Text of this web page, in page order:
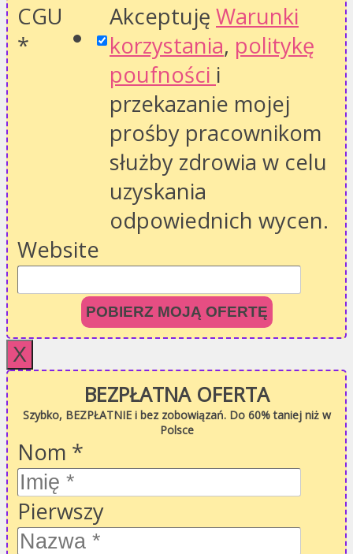
CGU
*
Akceptuję Warunki
korzystania, politykę
poufności i
przekazanie mojej
prośby pracownikom
służby zdrowia w celu
uzyskania
odpowiednich wycen.
Website
POBIERZ MOJĄ OFERTĘ
X
BEZPŁATNA OFERTA
Szybko, BEZPŁATNIE i bez zobowiązań. Do 60% taniej niż w
Polsce
Nom *
Pierwszy